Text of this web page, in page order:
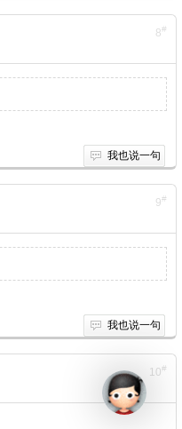
8#
我也说一句
9#
我也说一句
10#